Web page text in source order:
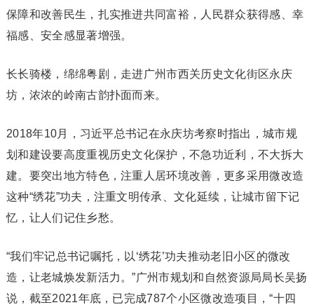
保障和改善民生，扎实推进共同富裕，人民群众获得感、幸
福感、安全感显著增强。
长长骑楼，绵绵粤剧，走进广州市西关历史文化街区永庆
坊，浓浓的岭南古韵扑面而来。
2018年10月，习近平总书记在永庆坊考察时指出，城市规
划和建设要高度重视历史文化保护，不急功近利，不大拆大
建。要突出地方特色，注重人居环境改善，更多采用微改造
这种“绣花”功夫，注重文明传承、文化延续，让城市留下记
忆，让人们记住乡愁。
“我们牢记总书记嘱托，以‘绣花’功夫推动老旧小区的微改
造，让老城焕发新活力。”广州市规划和自然资源局局长吴扬
说，截至2021年底，已完成787个小区微改造项目，“十四